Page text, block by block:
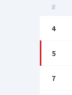
#
4
5
7